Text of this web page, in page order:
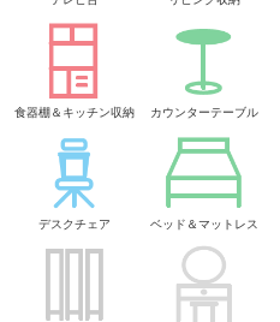
食器棚＆キッチン収納 カウンターテーブル
デスクチェア ベッド＆マットレス